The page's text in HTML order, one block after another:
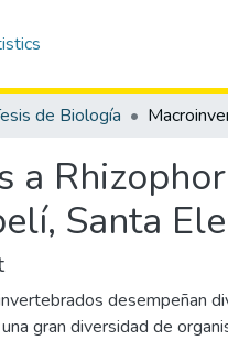
de Biología
a
Santa
desempeñan
gran diversidad de